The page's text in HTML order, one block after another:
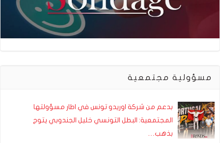
مسؤولية مجتمعية
بدعم من شركة اوريدو تونس في اطار مسؤولتها
المجتمعية: البطل التونسي خليل الجندوبي يتوج
بذهب…